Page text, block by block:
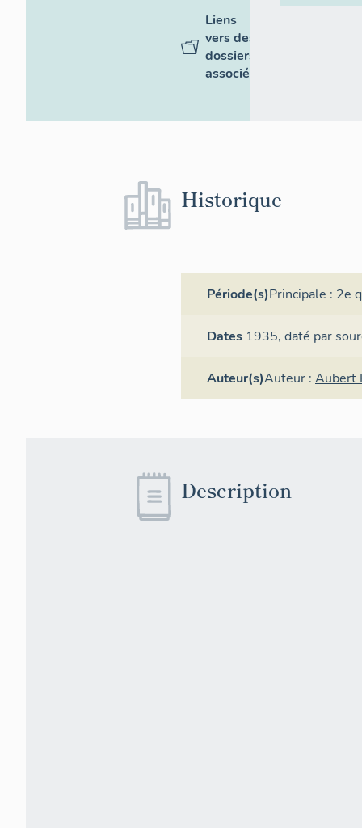
Liens
vers des
dossiers
associés
Historique
Période(s)Principale : 2e
Dates 1935, daté par
Auteur(s)Auteur : Aubert
Description